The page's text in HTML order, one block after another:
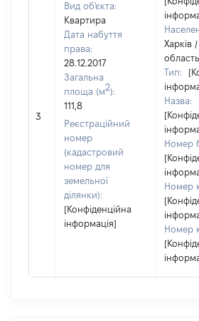
3
Вид об'єкта:
Квартира
Дата набуття
права:
28.12.2017
Загальна
площа (м2):
111,8
Реєстраційний
номер
(кадастровий
номер для
земельної
ділянки):
[Конфіденційна
інформація]
Харків
Тип:
Назва:
Номер
Номер
Номер